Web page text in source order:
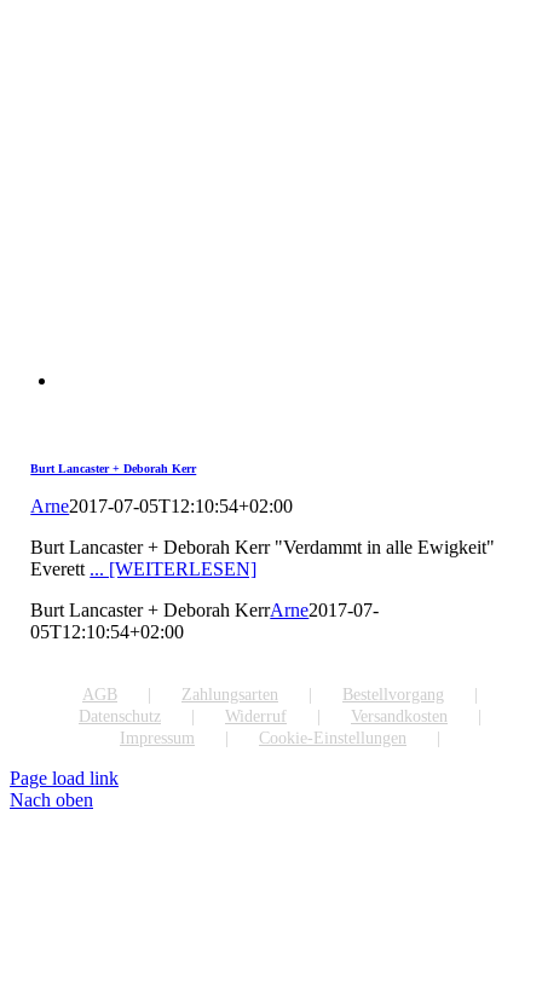
Burt Lancaster + Deborah Kerr
Arne2017-07-05T12:10:54+02:00
Burt Lancaster + Deborah Kerr "Verdammt in alle Ewigkeit"
Everett ... [WEITERLESEN]
Burt Lancaster + Deborah KerrArne2017-07-
05T12:10:54+02:00
AGB Zahlungsarten
Bestellvorgang
Datenschutz
Widerruf
Versandkosten
Impressum
Cookie-Einstellungen
Page load link
Nach oben